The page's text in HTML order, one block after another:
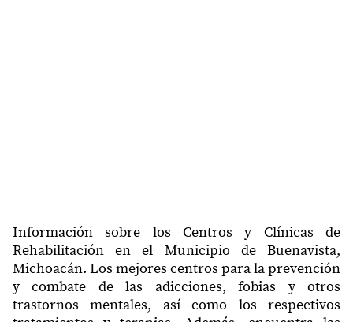
Información sobre los Centros y Clínicas de
Rehabilitación en el Municipio de Buenavista,
Michoacán. Los mejores centros para la prevención
y combate de las adicciones, fobias y otros
trastornos mentales, así como los respectivos